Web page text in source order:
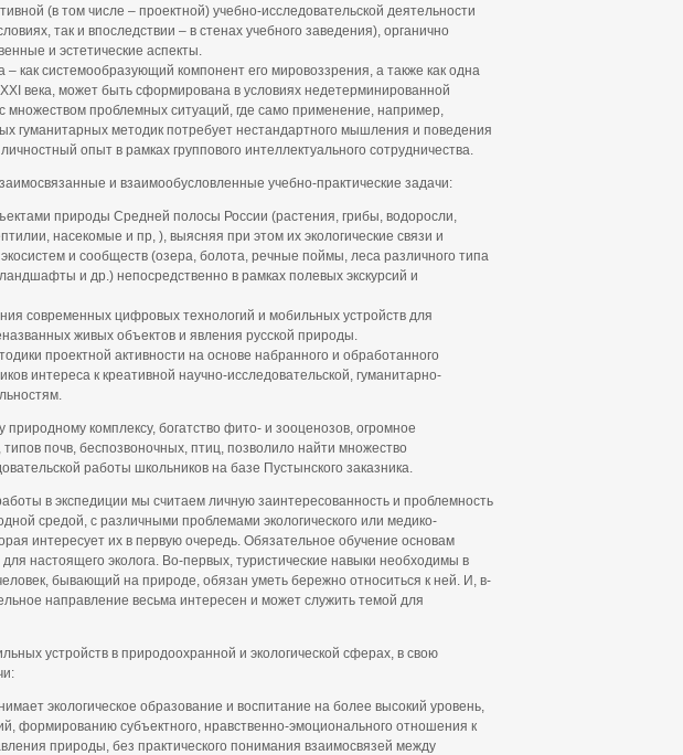
(в том числе – проектной) учебно-исследовательской деятельности
так и впоследствии – в стенах учебного заведения), органично
и эстетические аспекты.
– как системообразующий компонент его мировоззрения, а также как одна
XXI века, может быть сформирована в условиях недетерминированной
проблемных ситуаций, где само применение, например,
гуманитарных методик потребует нестандартного мышления и поведения
опыт в рамках группового интеллектуального сотрудничества.
и взаимообусловленные учебно-практические задачи:
природы Средней полосы России (растения, грибы, водоросли,
насекомые и пр, ), выясняя при этом их экологические связи и
и сообществ (озера, болота, речные поймы, леса различного типа
и др.) непосредственно в рамках полевых экскурсий и
современных цифровых технологий и мобильных устройств для
живых объектов и явления русской природы.
проектной активности на основе набранного и обработанного
интереса к креативной научно-исследовательской, гуманитарно-
комплексу, богатство фито- и зооценозов, огромное
почв, беспозвоночных, птиц, позволило найти множество
работы школьников на базе Пустынского заказника.
в экспедиции мы считаем личную заинтересованность и проблемность
средой, с различными проблемами экологического или медико-
интересует их в первую очередь. Обязательное обучение основам
настоящего эколога. Во-первых, туристические навыки необходимы в
бывающий на природе, обязан уметь бережно относиться к ней. И, в-
направление весьма интересен и может служить темой для
устройств в природоохранной и экологической сферах, в свою
экологическое образование и воспитание на более высокий уровень,
формированию субъектного, нравственно-эмоционального отношения к
природы, без практического понимания взаимосвязей между